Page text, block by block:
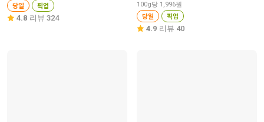
당일 픽업
4.8 리뷰 324
100g당 1,996원
당일 픽업
4.9 리뷰 40